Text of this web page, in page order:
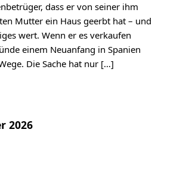
dass er von seiner ihm
Mutter ein Haus geerbt hat – und
wert. Wenn er es verkaufen
einem Neuanfang in Spanien
Die Sache hat nur […]
2026